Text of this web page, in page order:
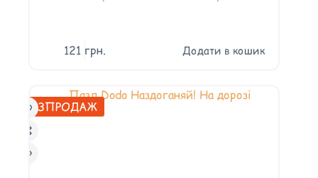
121 грн. Додати в кошик
РОЗПРОДАЖ